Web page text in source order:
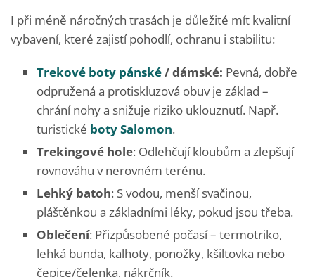
I při méně náročných trasách je důležité mít kvalitní
vybavení, které zajistí pohodlí, ochranu i stabilitu:
Trekové boty pánské/ dámské: Pevná, dobře
odpružená a protiskluzová obuv je základ –
chrání nohy a snižuje riziko uklouznutí. Např.
turistické boty Salomon.
Trekingové hole: Odlehčují kloubům a zlepšují
rovnováhu v nerovném terénu.
Lehký batoh: S vodou, menší svačinou,
pláštěnkou a základními léky, pokud jsou třeba.
Oblečení: Přizpůsobené počasí – termotriko,
lehká bunda, kalhoty, ponožky, kšiltovka nebo
čepice/čelenka, nákrčník.